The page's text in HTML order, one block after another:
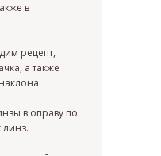
в
рецепт,
а также
в оправу по
линз.